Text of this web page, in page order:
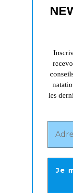
nouvel
les